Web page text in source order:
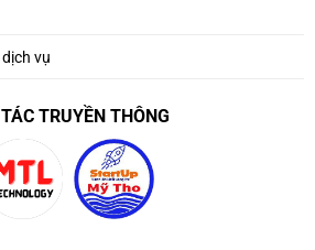
vụ
TRUYỀN THÔNG